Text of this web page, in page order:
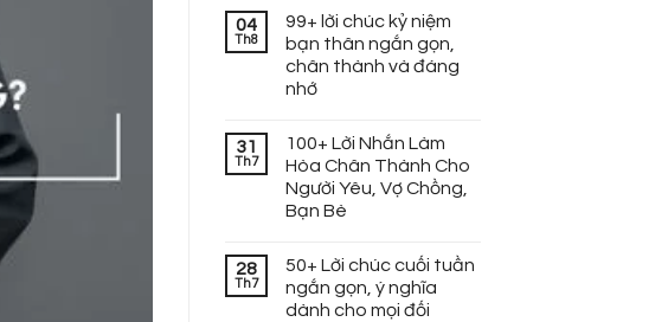
04
Th8
99+ lời chúc kỷ niệm
bạn thân ngắn gọn,
chân thành và đáng
nhớ
31
Th7
100+ Lời Nhắn Làm
Hòa Chân Thành Cho
Người Yêu, Vợ Chồng,
Bạn Bè
28
Th7
50+ Lời chúc cuối tuần
ngắn gọn, ý nghĩa
dành cho mọi đối